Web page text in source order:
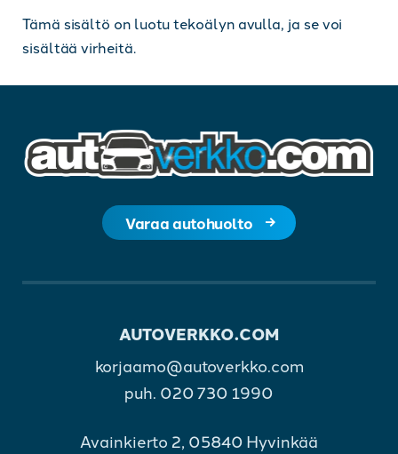
Tämä sisältö on luotu tekoälyn avulla, ja se voi
sisältää virheitä.
Varaa autohuolto
AUTOVERKKO.COM
korjaamo@autoverkko.com
puh. 020 730 1990
Avainkierto 2, 05840 Hyvinkää